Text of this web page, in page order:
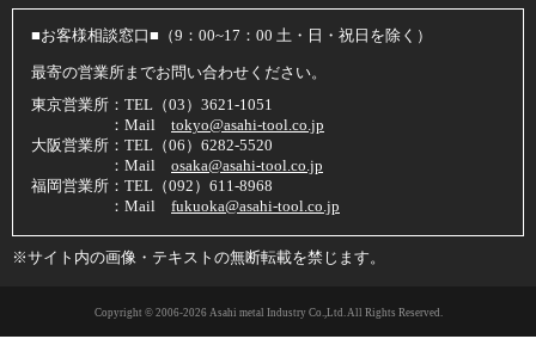
■お客様相談窓口■（9：00~17：00 土・日・祝日を除く）
最寄の営業所までお問い合わせください。
東京営業所：TEL（03）3621-1051
：Mail tokyo@asahi-tool.co.jp
大阪営業所：TEL（06）6282-5520
：Mail osaka@asahi-tool.co.jp
福岡営業所：TEL（092）611-8968
：Mail fukuoka@asahi-tool.co.jp
※サイト内の画像・テキストの無断転載を禁じます。
Copyright © 2006-2026 Asahi metal Industry Co.,Ltd. All Rights Reserved.